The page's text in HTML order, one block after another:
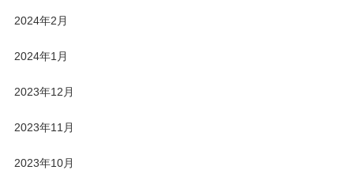
2024年2月
2024年1月
2023年12月
2023年11月
2023年10月